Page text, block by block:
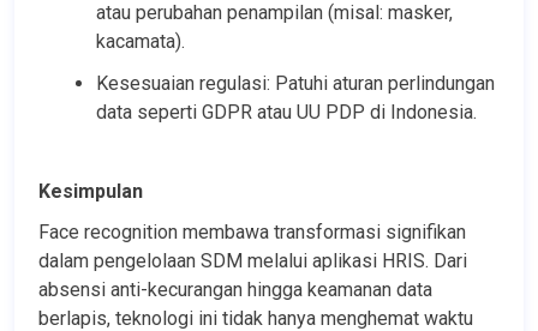
atau perubahan penampilan (misal: masker,
kacamata).
Kesesuaian regulasi: Patuhi aturan perlindungan
data seperti GDPR atau UU PDP di Indonesia.
Kesimpulan
Face recognition membawa transformasi signifikan
dalam pengelolaan SDM melalui aplikasi HRIS. Dari
absensi anti-kecurangan hingga keamanan data
berlapis, teknologi ini tidak hanya menghemat waktu